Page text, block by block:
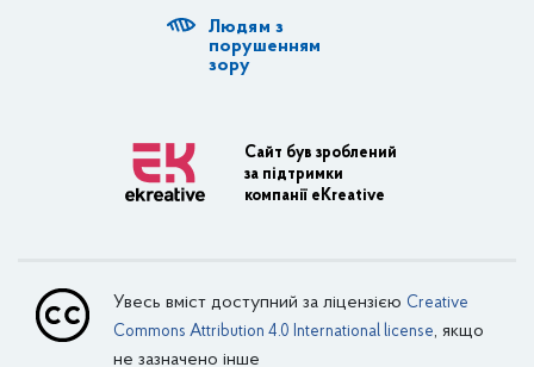
Діяльність ОДА
Транспортна інфраструктура
Внутрішній водний транспорт
Людям з
порушенням
зору
Сайт був зроблений
за підтримки
компанії eKreative
Увесь вміст доступний за ліцензією Creative
Commons Attribution 4.0 International license, якщо
не зазначено інше